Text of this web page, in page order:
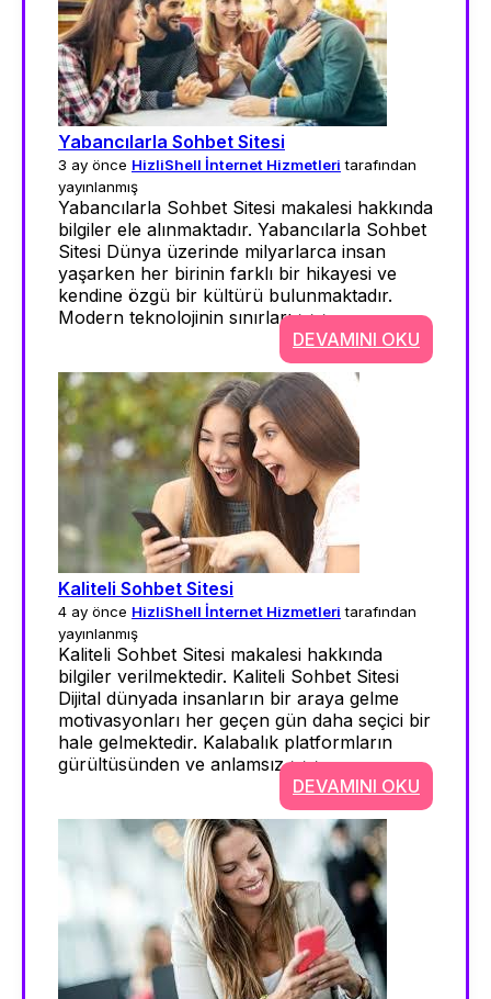
Yabancılarla Sohbet Sitesi
3 ay önce HizliShell İnternet Hizmetleri tarafından
yayınlanmış
Yabancılarla Sohbet Sitesi makalesi hakkında
bilgiler ele alınmaktadır. Yabancılarla Sohbet
Sitesi Dünya üzerinde milyarlarca insan
yaşarken her birinin farklı bir hikayesi ve
kendine özgü bir kültürü bulunmaktadır.
Modern teknolojinin sınırları >>>
DEVAMINI OKU
Kaliteli Sohbet Sitesi
4 ay önce HizliShell İnternet Hizmetleri tarafından
yayınlanmış
Kaliteli Sohbet Sitesi makalesi hakkında
bilgiler verilmektedir. Kaliteli Sohbet Sitesi
Dijital dünyada insanların bir araya gelme
motivasyonları her geçen gün daha seçici bir
hale gelmektedir. Kalabalık platformların
gürültüsünden ve anlamsız >>>
DEVAMINI OKU